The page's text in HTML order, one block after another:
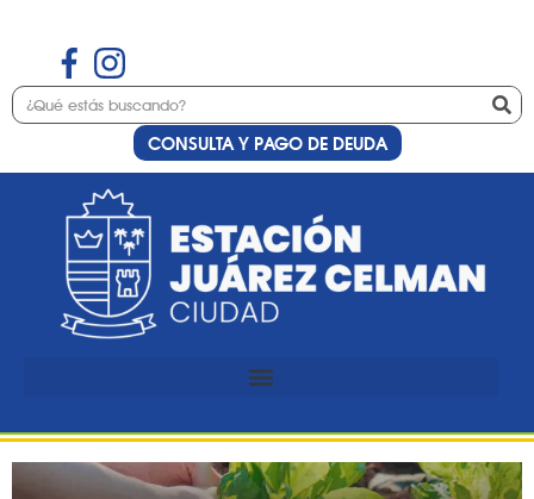
CONSULTA Y PAGO DE DEUDA
Etiqueta:Mi Huerta
en Casa
Inscripciones al programa